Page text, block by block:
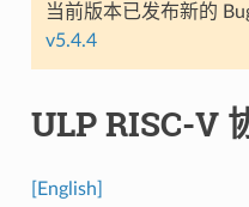
当前版本已发布新的
v5.4.4
ULP RISC-V
[English]